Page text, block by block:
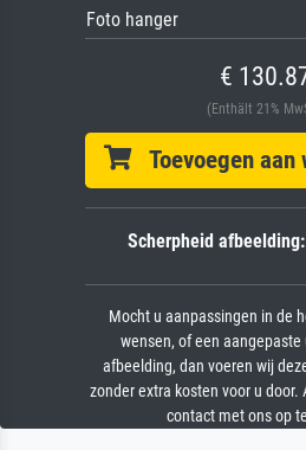
Foto hanger
€
(Enthält 21%
Toevoegen aan
Scherpheid afbeelding:
Mocht u aanpassingen in de
wensen, of een aangepaste
afbeelding, dan voeren wij
zonder extra kosten voor u
contact met ons op